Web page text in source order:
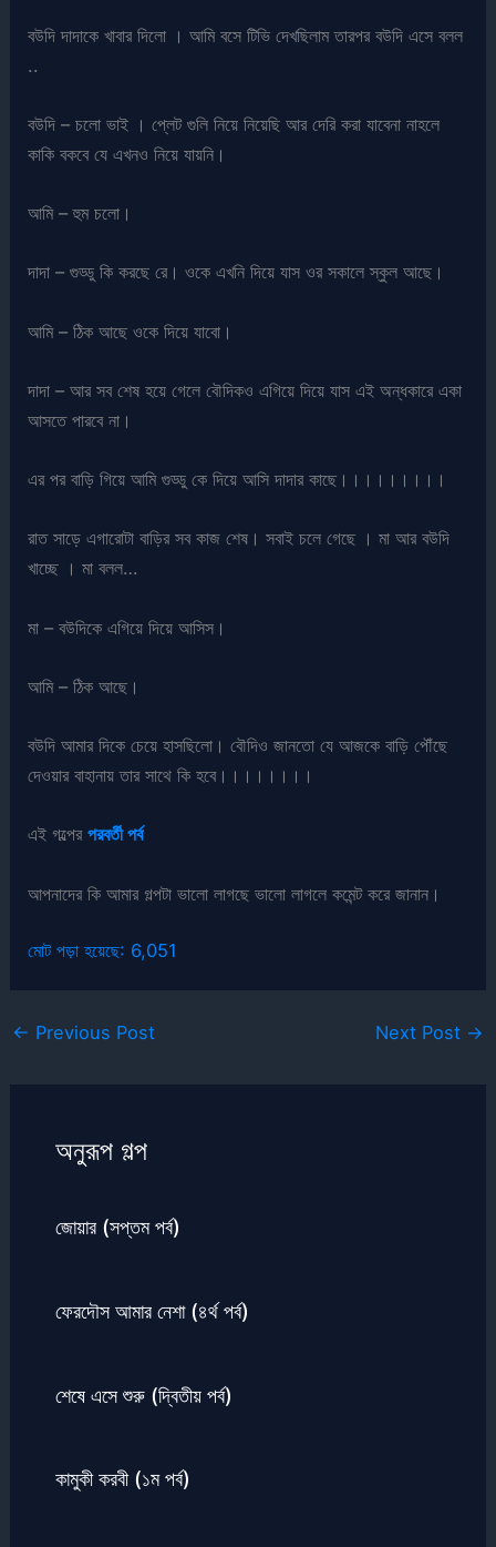
বউদি দাদাকে খাবার দিলো । আমি বসে টিভি দেখছিলাম তারপর বউদি এসে বলল
..
বউদি – চলো ভাই । প্লেট গুলি নিয়ে নিয়েছি আর দেরি করা যাবেনা নাহলে
কাকি বকবে যে এখনও নিয়ে যায়নি।
আমি – হুম চলো।
দাদা – গুড্ডু কি করছে রে। ওকে এখনি দিয়ে যাস ওর সকালে স্কুল আছে।
আমি – ঠিক আছে ওকে দিয়ে যাবো।
দাদা – আর সব শেষ হয়ে গেলে বৌদিকও এগিয়ে দিয়ে যাস এই অন্ধকারে একা
আসতে পারবে না।
এর পর বাড়ি গিয়ে আমি গুড্ডু কে দিয়ে আসি দাদার কাছে।।।।।।।।।
রাত সাড়ে এগারোটা বাড়ির সব কাজ শেষ। সবাই চলে গেছে । মা আর বউদি
খাচ্ছে । মা বলল…
মা – বউদিকে এগিয়ে দিয়ে আসিস।
আমি – ঠিক আছে।
বউদি আমার দিকে চেয়ে হাসছিলো। বৌদিও জানতো যে আজকে বাড়ি পৌঁছে
দেওয়ার বাহানায় তার সাথে কি হবে।।।।।।।।
এই গল্পেরপরবর্তী পর্ব
আপনাদের কি আমার গল্পটা ভালো লাগছে ভালো লাগলে কমেন্ট করে জানান।
মোট পড়া হয়েছে: 6,051
← Previous Post Next Post →
অনুরূপ গল্প
জোয়ার (সপ্তম পর্ব)
ফেরদৌস আমার নেশা (৪র্থ পর্ব)
শেষে এসে শুরু (দ্বিতীয় পর্ব)
কামুকী করবী (১ম পর্ব)